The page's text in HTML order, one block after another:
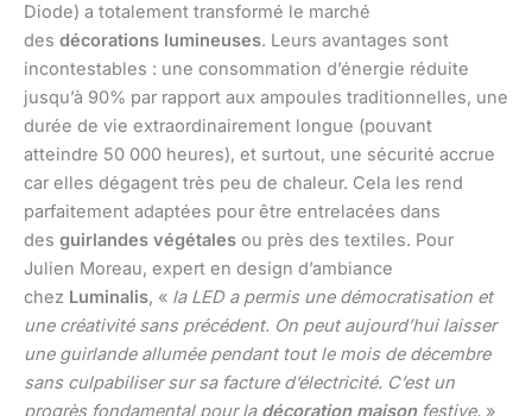
Diode) a totalement transformé le marché
des décorations lumineuses. Leurs avantages sont
incontestables : une consommation d’énergie réduite
jusqu’à 90% par rapport aux ampoules traditionnelles, une
durée de vie extraordinairement longue (pouvant
atteindre 50 000 heures), et surtout, une sécurité accrue
car elles dégagent très peu de chaleur. Cela les rend
parfaitement adaptées pour être entrelacées dans
des guirlandes végétales ou près des textiles. Pour
Julien Moreau, expert en design d’ambiance
chez Luminalis, « la LED a permis une démocratisation et
une créativité sans précédent. On peut aujourd’hui laisser
une guirlande allumée pendant tout le mois de décembre
sans culpabiliser sur sa facture d’électricité. C’est un
progrès fondamental pour la décoration maisonfestive. »